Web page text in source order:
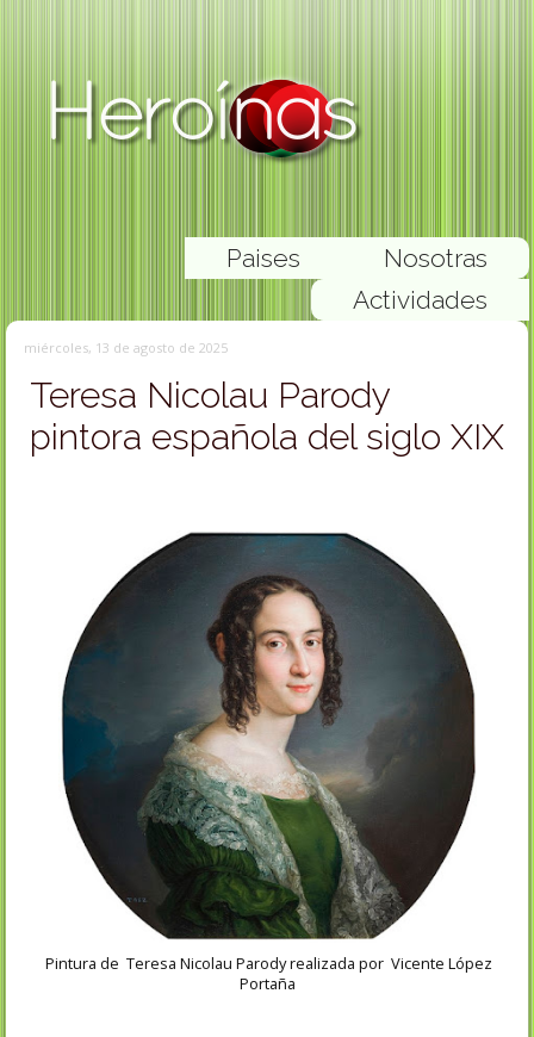
Nosotras
Paises
Actividades
miércoles, 13 de agosto de 2025
Teresa Nicolau Parody
pintora española del siglo XIX
Pintura de Teresa Nicolau Parody realizada por Vicente López
Portaña